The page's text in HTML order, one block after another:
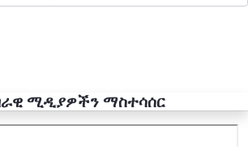
ሚዲያዎችን ማስተሳሰር